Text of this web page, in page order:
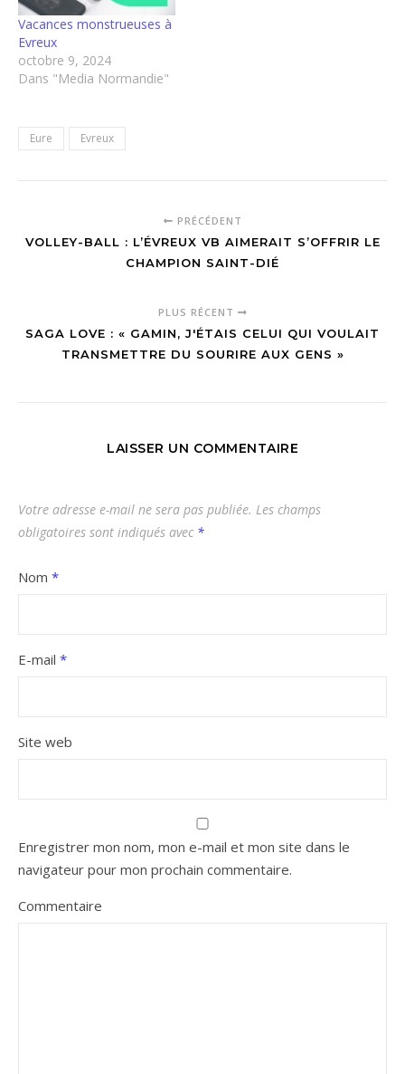
Vacances monstrueuses à
Evreux
octobre 9, 2024
Dans "Media Normandie"
Eure Evreux
PRÉCÉDENT
VOLLEY-BALL : L’ÉVREUX VB AIMERAIT S’OFFRIR LE
CHAMPION SAINT-DIÉ
PLUS RÉCENT
SAGA LOVE : « GAMIN, J'ÉTAIS CELUI QUI VOULAIT
TRANSMETTRE DU SOURIRE AUX GENS »
LAISSER UN COMMENTAIRE
Votre adresse e-mail ne sera pas publiée. Les champs
obligatoires sont indiqués avec *
Nom *
E-mail *
Site web
Enregistrer mon nom, mon e-mail et mon site dans le
navigateur pour mon prochain commentaire.
Commentaire